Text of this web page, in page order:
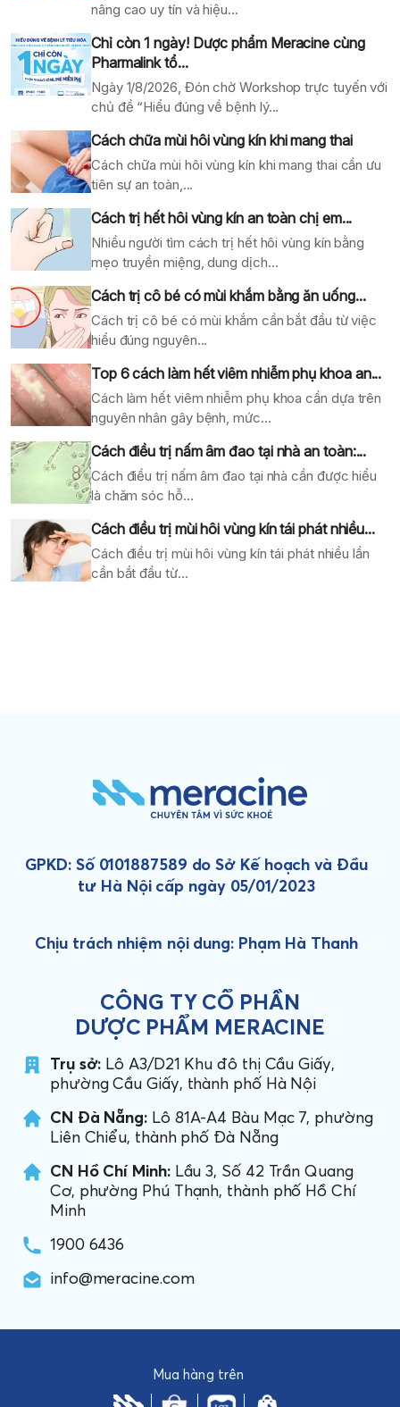
nâng cao uy tín và hiệu...
Chỉ còn 1 ngày! Dược phẩm Meracine cùng
Pharmalink tổ...
Ngày 1/8/2026, Đón chờ Workshop trực tuyến với
chủ đề “Hiểu đúng về bệnh lý...
Cách chữa mùi hôi vùng kín khi mang thai
Cách chữa mùi hôi vùng kín khi mang thai cần ưu
tiên sự an toàn,...
Cách trị hết hôi vùng kín an toàn chị em...
Nhiều người tìm cách trị hết hôi vùng kín bằng
mẹo truyền miệng, dung dịch...
Cách trị cô bé có mùi khắm bằng ăn uống...
Cách trị cô bé có mùi khắm cần bắt đầu từ việc
hiểu đúng nguyên...
Top 6 cách làm hết viêm nhiễm phụ khoa an...
Cách làm hết viêm nhiễm phụ khoa cần dựa trên
nguyên nhân gây bệnh, mức...
Cách điều trị nấm âm đao tại nhà an toàn:...
Cách điều trị nấm âm đao tại nhà cần được hiểu
là chăm sóc hỗ...
Cách điều trị mùi hôi vùng kín tái phát nhiều...
Cách điều trị mùi hôi vùng kín tái phát nhiều lần
cần bắt đầu từ...
GPKD: Số 0101887589 do Sở Kế hoạch và Đầu
tư Hà Nội cấp ngày 05/01/2023
Chịu trách nhiệm nội dung: Phạm Hà Thanh
CÔNG TY CỔ PHẦN
DƯỢC PHẨM MERACINE
Trụ sở: Lô A3/D21 Khu đô thị Cầu Giấy,
phường Cầu Giấy, thành phố Hà Nội
CN Đà Nẵng: Lô 81A-A4 Bàu Mạc 7, phường
Liên Chiểu, thành phố Đà Nẵng
CN Hồ Chí Minh:Lầu 3, Số 42 Trần Quang
Cơ, phường Phú Thạnh, thành phố Hồ Chí
Minh
1900 6436
info@meracine.com
Mua hàng trên